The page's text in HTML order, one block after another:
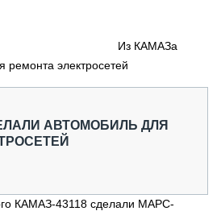
Из КАМАЗа
ремонта электросетей
АВТОМОБИЛЬ ДЛЯ
КАМАЗ-43118 сделали МАРС-